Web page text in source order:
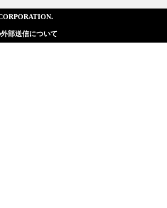
部送信について